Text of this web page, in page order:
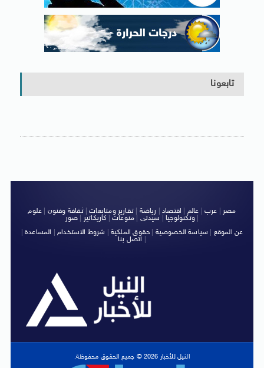
تابعونا
مصر عرب عالم اقتصاد رياضة |تقارير ومتابعات|ثقافة وفنون
علوم
وتكنولوجيا| سيدتى منوعات كاريكاتير صور
|
عن الموقع
سياسة الخصوصية حقوق الملكية شروط الاستخدام| المساعدة|
اتصل بنا
النيل للأخبار 2026 © جميع الحقوق محفوظة.